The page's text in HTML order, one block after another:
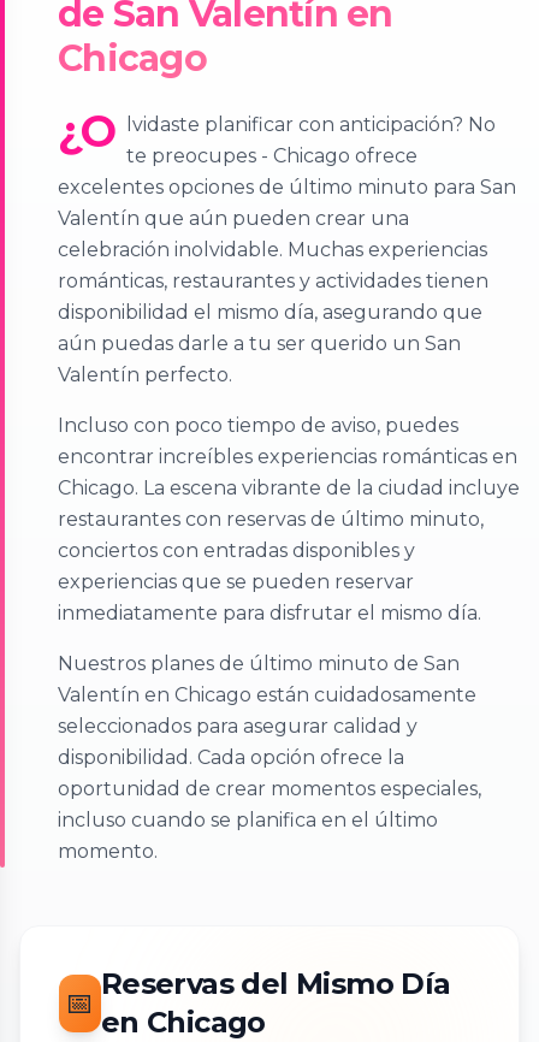
de San Valentín en
Chicago
¿O
lvidaste planificar con anticipación? No
te preocupes - Chicago ofrece
excelentes opciones de último minuto para San
Valentín que aún pueden crear una
celebración inolvidable. Muchas experiencias
románticas, restaurantes y actividades tienen
disponibilidad el mismo día, asegurando que
aún puedas darle a tu ser querido un San
Valentín perfecto.
Incluso con poco tiempo de aviso, puedes
encontrar increíbles experiencias románticas en
Chicago. La escena vibrante de la ciudad incluye
restaurantes con reservas de último minuto,
conciertos con entradas disponibles y
experiencias que se pueden reservar
inmediatamente para disfrutar el mismo día.
Nuestros planes de último minuto de San
Valentín en Chicago están cuidadosamente
seleccionados para asegurar calidad y
disponibilidad. Cada opción ofrece la
oportunidad de crear momentos especiales,
incluso cuando se planifica en el último
momento.
📅
Reservas del Mismo Día
en Chicago